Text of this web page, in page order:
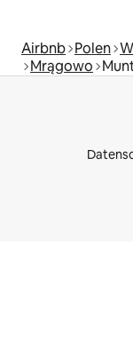
Airbnb Polen
Mrągowo